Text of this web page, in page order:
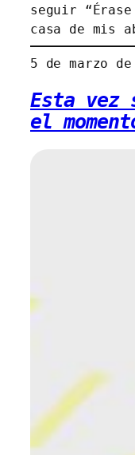
seguir
casa de mis
5 de marzo de
Esta vez
el